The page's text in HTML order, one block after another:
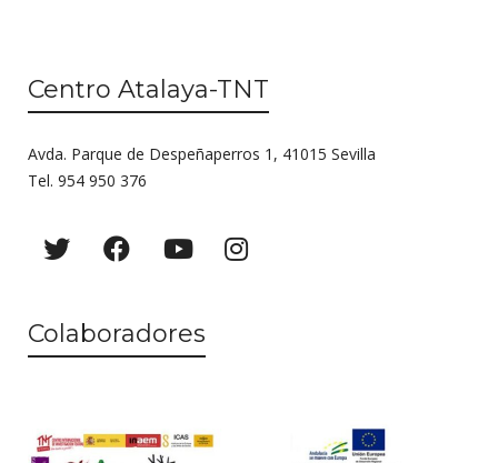
Centro Atalaya-TNT
Avda. Parque de Despeñaperros 1, 41015 Sevilla
Tel. 954 950 376
Colaboradores